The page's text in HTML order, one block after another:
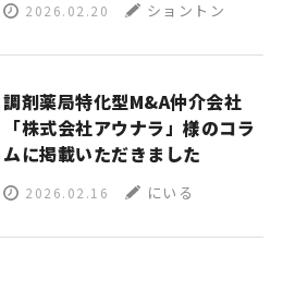
2026.02.20 ショントン
調剤薬局特化型M&A仲介会社
「株式会社アウナラ」様のコラ
ムに掲載いただきました
2026.02.16 にいる